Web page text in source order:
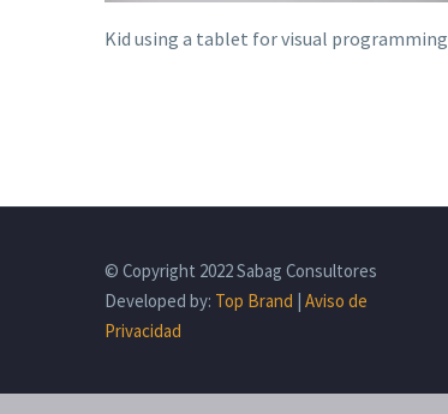
Kid using a tablet for visual programming
© Copyright 2022 Sabag Consultores
Developed by: Top Brand Aviso de
Privacidad